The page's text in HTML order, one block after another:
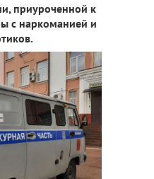
приуроченной к
с наркоманией и